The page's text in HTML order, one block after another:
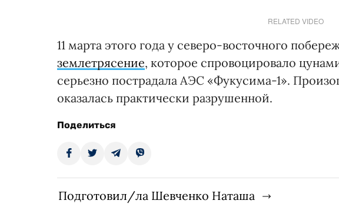
RELATED VIDEO
11 марта этого года у северо-восточного
землетрясение, которое спровоцировало
серьезно пострадала АЭС «Фукусима-1».
оказалась практически разрушенной.
Поделиться
Подготовил/ла Шевченко Наташа